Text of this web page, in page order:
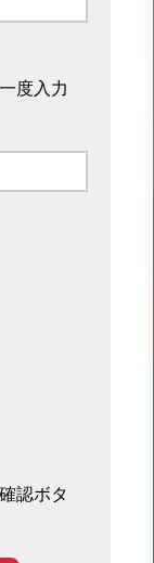
度入力
認ボタ